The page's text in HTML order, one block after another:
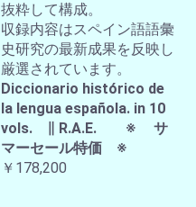
抜粋して構成。
収録内容はスペイン語語彙
史研究の最新成果を反映し
厳選されています。
Diccionario histórico de
la lengua española. in 10
vols. ∥ R.A.E. ※ サ
マーセール特価 ※
￥178,200